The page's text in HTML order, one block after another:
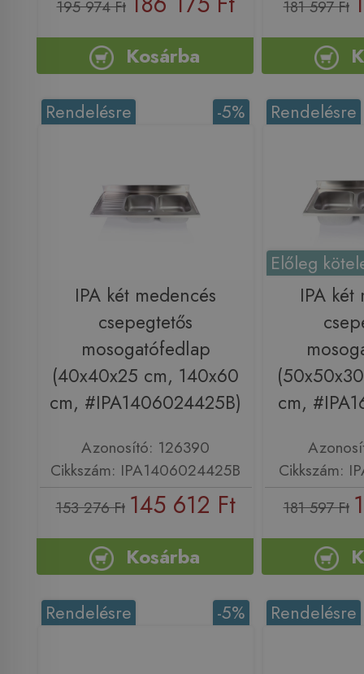
195 974 Ft
Kosárba
181 597 Ft
-5%
Rendelésre
IPA két medencés
csepegtetős
mosogatófedlap
(40x40x25 cm, 140x60
cm, #IPA1406024425B)
Azonosító: 126390
Cikkszám: IPA1406024425B
153 276 Ft 145 612 Ft
Kosárba
Rendelésre
Előleg
IPA két
cm,
Cikkszám:
181 597 Ft
-5%
Rendelésre Rendelésre